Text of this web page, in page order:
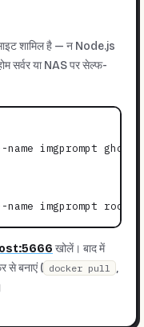
शामिल है — न Node.js
सर्वर या NAS पर सेल्फ-
imgprompt
खोलें। बाद में
से बनाएं ( docker pull
,